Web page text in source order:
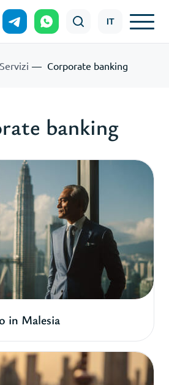
IT
Servizi Corporate banking
banking
in Malesia